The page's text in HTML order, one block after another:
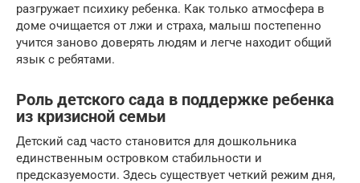
разгружает психику ребенка. Как только атмосфера в
доме очищается от лжи и страха, малыш постепенно
учится заново доверять людям и легче находит общий
язык с ребятами.
Роль детского сада в поддержке ребенка
из кризисной семьи
Детский сад часто становится для дошкольника
единственным островком стабильности и
предсказуемости. Здесь существует четкий режим дня,